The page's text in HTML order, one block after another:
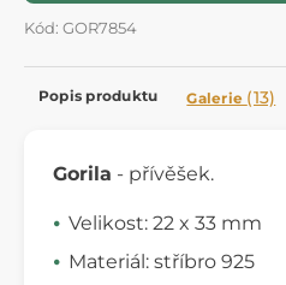
Kód: GOR7854
Popis produktu Galerie (13)
Gorila - přívěšek.
Velikost: 22 x 33 mm
Materiál: stříbro 925